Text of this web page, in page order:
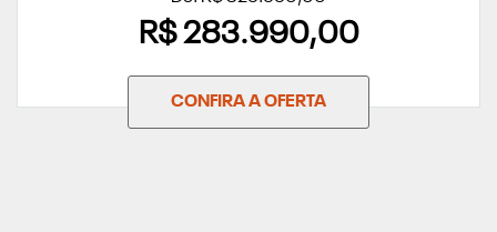
R$ 283.990,00
CONFIRA A OFERTA